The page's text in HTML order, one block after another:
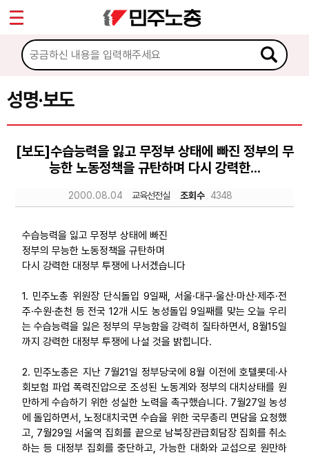
성명·보도
[보도]수습능력을 잃고 무정부 상태에 빠진 정부의 무
능한 노동정책을 규탄하며 다시 강력한...
2000.08.04 교육선전실 조회수 4348
수습능력을 잃고 무정부 상태에 빠진
정부의 무능한 노동정책을 규탄하며
다시 강력한 대정부 투쟁에 나서겠습니다
1. 민주노총 위원장 단식돌입 9일째, 서울·대구·울산·마산·제주·전
주·수원·춘천 등 전국 12개 시도 농성돌입 9일째를 맞는 오늘 우리
는 수습능력을 잃은 정부의 무능함을 강력히 질타하면서, 8월15일
까지 강력한 대정부 투쟁에 나설 것을 밝힙니다.
2. 민주노총은 지난 7월21일 정부당국에 8월 이전에 호텔롯데·사
회보험 파업 폭력진압으로 조성된 노동계와 정부의 대치상태를 원
만하게 수습하기 위한 성실한 노력을 촉구했습니다. 7월27일 농성
에 돌입하면서, 노정대치국면 수습을 위한 국무총리 면담을 요청했
고, 7월29일 서울역 집회를 끝으로 남북장관급회담장 집회를 취소
하는 등 대정부 집회를 중단하고, 가능한 대화와 교섭으로 원만하
마이페이지
소개
소식
공지사항
성명·보도
자료
부설기관
업무
Sketchbook5, 스케치북5
Sketchbook5, 스케치북5